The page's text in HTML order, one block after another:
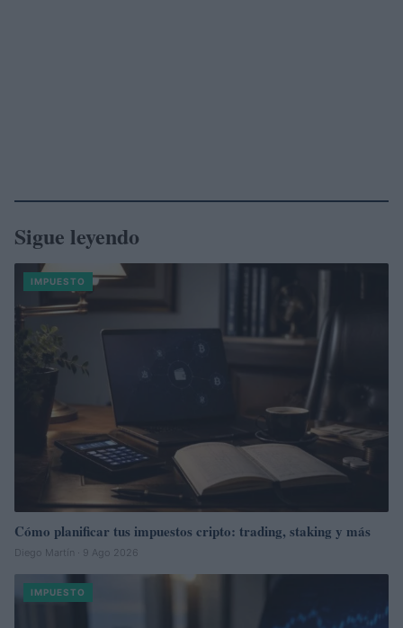
Sigue leyendo
IMPUESTO
Cómo planificar tus impuestos cripto: trading, staking y más
Diego Martín · 9 Ago 2026
IMPUESTO